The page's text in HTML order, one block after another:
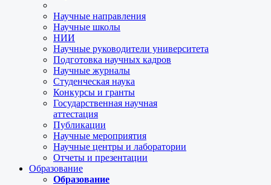
Научные направления
Научные школы
НИИ
Научные руководители университета
Подготовка научных кадров
Научные журналы
Студенческая наука
Конкурсы и гранты
Государственная научная
аттестация
Публикации
Научные мероприятия
Научные центры и лаборатории
Отчеты и презентации
Образование
Образование